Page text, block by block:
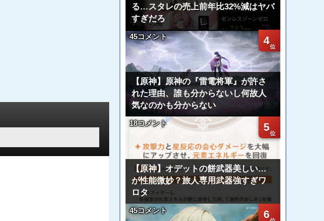
る…スタレの売上前年比32%減はヤバ
すぎだろ
4
45コメント
【原神】原神の『雷電将軍』が許さ
れた理由、誰も分からないし何故人
気なのかも分からない
5
18コメント
【原神】オデットの餅武器美しい…
が性能微妙？旅人専用武器強すぎワ
ロタ
6
45コメント